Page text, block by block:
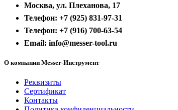
Москва, ул. Плеханова, 17
Телефон: +7 (925) 831-97-31
Телефон: +7 (916) 700-63-54
Email: info@messer-tool.ru
О компании Messer-Инструмент
Реквизиты
Сертификат
Контакты